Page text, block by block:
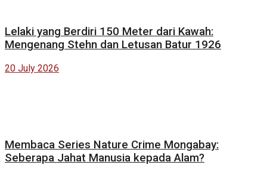
Lelaki yang Berdiri 150 Meter dari Kawah:
Mengenang Stehn dan Letusan Batur 1926
20 July 2026
Membaca Series Nature Crime Mongabay:
Seberapa Jahat Manusia kepada Alam?